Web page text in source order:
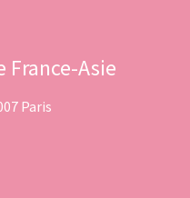
Asie
Paris